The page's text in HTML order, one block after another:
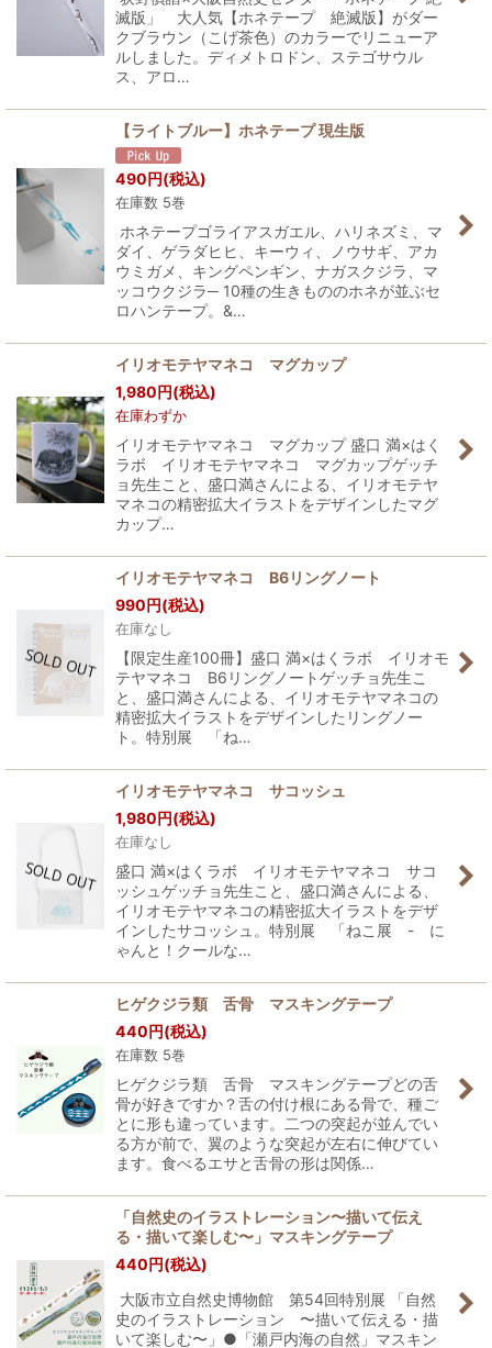
滅版」 大人気【ホネテープ 絶滅版】がダー
クブラウン（こげ茶色）のカラーでリニューア
ルしました。ディメトロドン、ステゴサウル
ス、アロ…
【ライトブルー】ホネテープ 現生版
490円(税込)
在庫数 5巻
ホネテープゴライアスガエル、ハリネズミ、マ
ダイ、ゲラダヒヒ、キーウィ、ノウサギ、アカ
ウミガメ、キングペンギン、ナガスクジラ、マ
ッコウクジラ─ 10種の生きもののホネが並ぶセ
ロハンテープ。&…
イリオモテヤマネコ マグカップ
1,980円(税込)
在庫わずか
イリオモテヤマネコ マグカップ 盛口 満×はく
ラボ イリオモテヤマネコ マグカップゲッチ
ョ先生こと、盛口満さんによる、イリオモテヤ
マネコの精密拡大イラストをデザインしたマグ
カップ…
イリオモテヤマネコ B6リングノート
990円(税込)
在庫なし
【限定生産100冊】盛口 満×はくラボ イリオモ
テヤマネコ B6リングノートゲッチョ先生こ
と、盛口満さんによる、イリオモテヤマネコの
精密拡大イラストをデザインしたリングノー
ト。特別展 「ね…
イリオモテヤマネコ サコッシュ
1,980円(税込)
在庫なし
盛口 満×はくラボ イリオモテヤマネコ サコ
ッシュゲッチョ先生こと、盛口満さんによる、
イリオモテヤマネコの精密拡大イラストをデザ
インしたサコッシュ。特別展 「ねこ展 - に
ゃんと！クールな…
ヒゲクジラ類 舌骨 マスキングテープ
440円(税込)
在庫数 5巻
ヒゲクジラ類 舌骨 マスキングテープどの舌
骨が好きですか？舌の付け根にある骨で、種ご
とに形も違っています。二つの突起が並んでい
る方が前で、翼のような突起が左右に伸びてい
ます。食べるエサと舌骨の形は関係…
「自然史のイラストレーション〜描いて伝え
る・描いて楽しむ〜」マスキングテープ
440円(税込)
大阪市立自然史博物館 第54回特別展 「自然
史のイラストレーション 〜描いて伝える・描
いて楽しむ〜」●「瀬戸内海の自然」マスキン